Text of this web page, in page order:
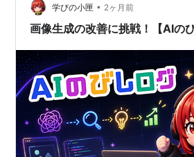
学びの小匣 • 2ヶ月前
画像生成の改善に挑戦！【AIの